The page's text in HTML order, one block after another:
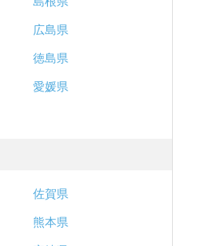
広島県
徳島県
愛媛県
佐賀県
熊本県